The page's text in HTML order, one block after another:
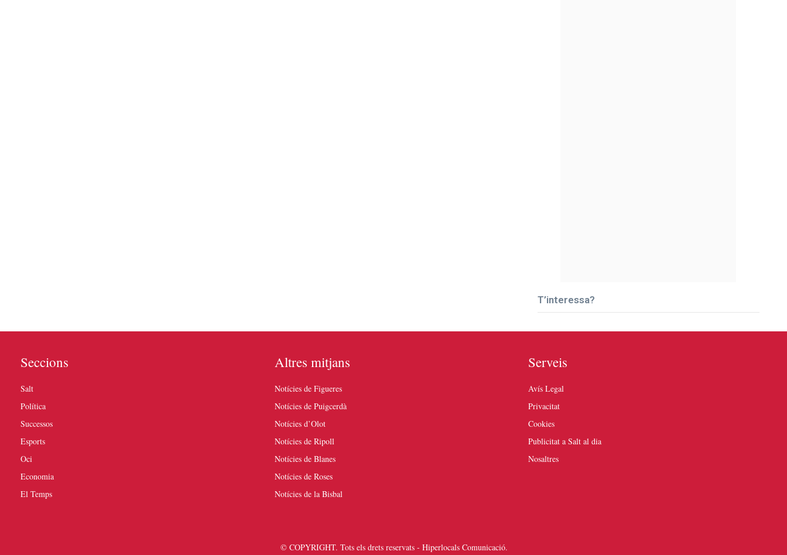
T’interessa?
Seccions
Salt
Política
Successos
Esports
Oci
Economia
El Temps
Altres mitjans
Notícies de Figueres
Notícies de Puigcerdà
Notícies d’Olot
Notícies de Ripoll
Notícies de Blanes
Notícies de Roses
Notícies de la Bisbal
Serveis
Avís Legal
Privacitat
Cookies
Publicitat a Salt al dia
Nosaltres
© COPYRIGHT. Tots els drets reservats - Hiperlocals Comunicació.